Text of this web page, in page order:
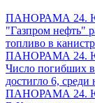
ПАНОРАМА 24.
"Газпром нефть"
топливо в
ПАНОРАМА 24.
Число погибших
достигло 6, среди
ПАНОРАМА 24.